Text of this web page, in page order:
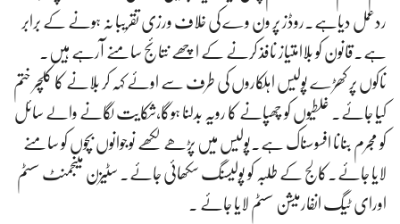
ردعمل دیاہے۔روڈز پر ون وے کی خلاف ورزی تقریبا نہ ہونے کے برابر
ہے۔قانون کو بلاامتیاز نافذ کرنے کے اچھے نتائج سامنے آرہے ہیں۔
ناکوں پر کھڑے پولیس اہلکاروں کی طرف سے اوئے کہہ کر بلانے کا کلچر ختم
کیا جائے۔ غلطیوں کو چھپانے کا رویہ بدلنا ہوگا،شکایت لگانے والے سائل
کو مجرم بنانا افسوسناک ہے۔پولیس میں پڑھے لکھے نوجوانوں بچوں کو سامنے
لایا جائے۔کالج کے طلبہ کو پولیسنگ سکھائی جائے۔ سٹیزن مینجمنٹ سسٹم
اورای ٹیگ انفارمیشن سسٹم لایا جائے ۔